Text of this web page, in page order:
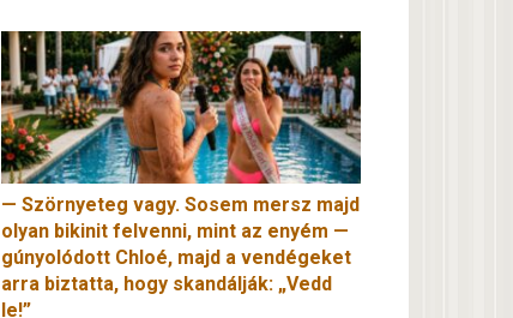
— Szörnyeteg vagy. Sosem mersz majd
olyan bikinit felvenni, mint az enyém —
gúnyolódott Chloé, majd a vendégeket
arra biztatta, hogy skandálják: „Vedd
le!”